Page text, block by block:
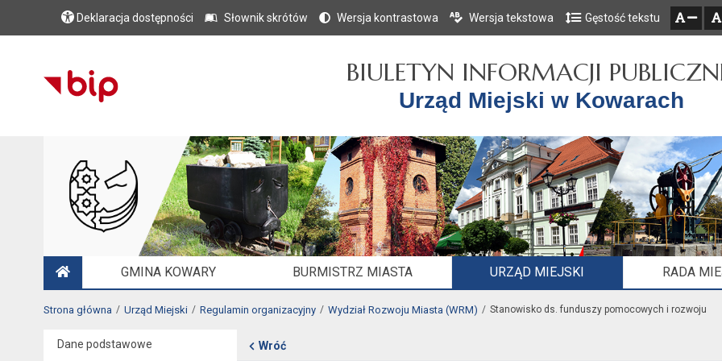
Przejdź do głównego menu
Przejdź do treści
Przejdź do mapy serwisu
Deklaracja dostępności Słownik skrótów Wersja kontrastowa Wersja tekstowa Gęstość tekstu
BIULETYN INFORMACJI
Urząd Miejski w Kowarach
GMINA KOWARY BURMISTRZ MIASTA URZĄD MIEJSKI RADA
Strona główna Urząd Miejski Regulamin organizacyjny Wydział Rozwoju Miasta (WRM) Stanowisko ds. funduszy pomocowych i rozwoju
Dane podstawowe Wróć